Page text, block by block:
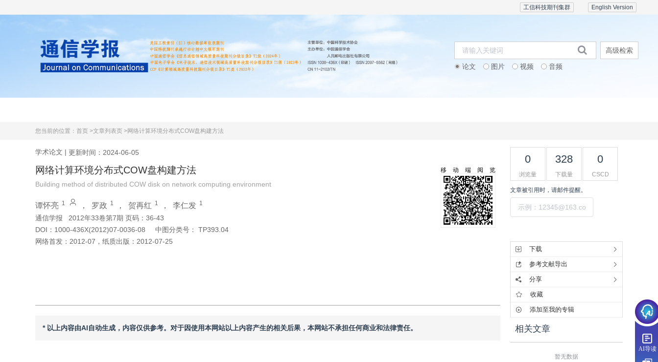
English Version
工信科技期刊集群
论文 图片 视频 音频
高级检索
您当前的位置： 首页 >文章列表页 >网络计算环境分布式COW盘构建方法
学术论文 | 更新时间：2024-06-05
网络计算环境分布式COW盘构建方法
Building method of distributed COW disk on network computing environment
谭怀亮 1 ， 罗政 1 ， 贺再红 1 ， 李仁发 1
通信学报
2012年33卷第7期 页码：36-43
DOI： 1000-436X(2012)07-0036-08 中图分类号：
TP393.04
网络首发： 2012-07 ， 纸质出版： 2012-07-25
移动端阅览
* 以上内容由AI自动生成，内容仅供参考。对于因使用本网站以上内容产生的相关后果，本网站不承担任何商业和法律责任。
0
浏览量
328
下载量
0
CSCD
文章被引用时，请邮件提醒。
下载
参考文献导出
分享
收藏
添加至我的专辑
相关文章
暂无数据
AI导读